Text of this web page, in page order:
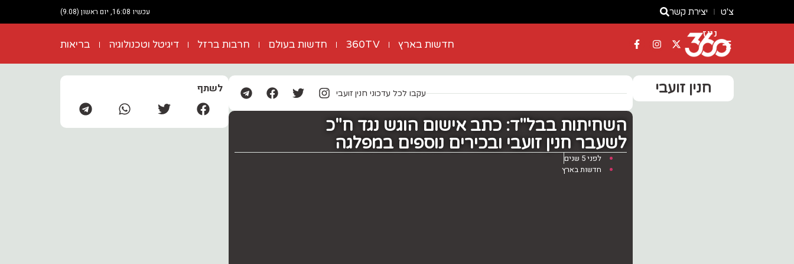
צ'ט יצירת קשר עכשיו 16:08, יום ראשון (9.08)
ניוז
חדשות בארץ 360TV חדשות בעולם חרבות ברזל דיגיטל וטכנולוגיה בריאות
חנין זועבי עקבו לכל עדכוני חנין זועבי
השחיתות בבל"ד: ‏כתב אישום הוגש נגד ח"כ
לשעבר חנין זועבי ובכירים נוספים במפלגה
לפני 5 שנים
חדשות בארץ
לשתף